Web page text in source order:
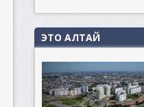
ЭТО АЛТАЙ